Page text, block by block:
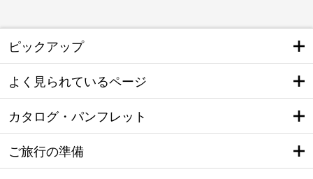
ピックアップ
よく見られているページ
カタログ・パンフレット
ご旅行の準備